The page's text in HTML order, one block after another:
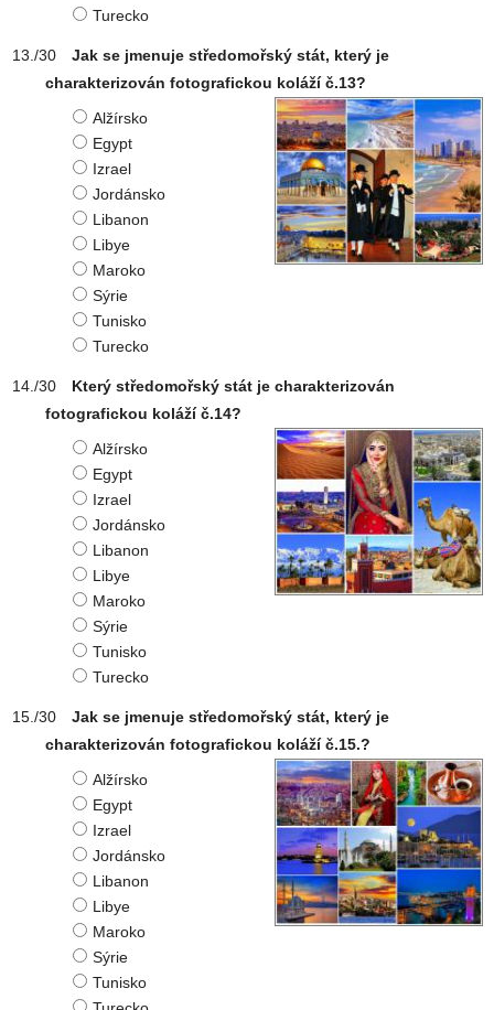
Turecko
Jak se jmenuje středomořský stát, který je
charakterizován fotografickou koláží č.13?
Alžírsko
Egypt
Izrael
Jordánsko
Libanon
Libye
Maroko
Sýrie
Tunisko
Turecko
Který středomořský stát je charakterizován
fotografickou koláží č.14?
Alžírsko
Egypt
Izrael
Jordánsko
Libanon
Libye
Maroko
Sýrie
Tunisko
Turecko
Jak se jmenuje středomořský stát, který je
charakterizován fotografickou koláží č.15.?
Alžírsko
Egypt
Izrael
Jordánsko
Libanon
Libye
Maroko
Sýrie
Tunisko